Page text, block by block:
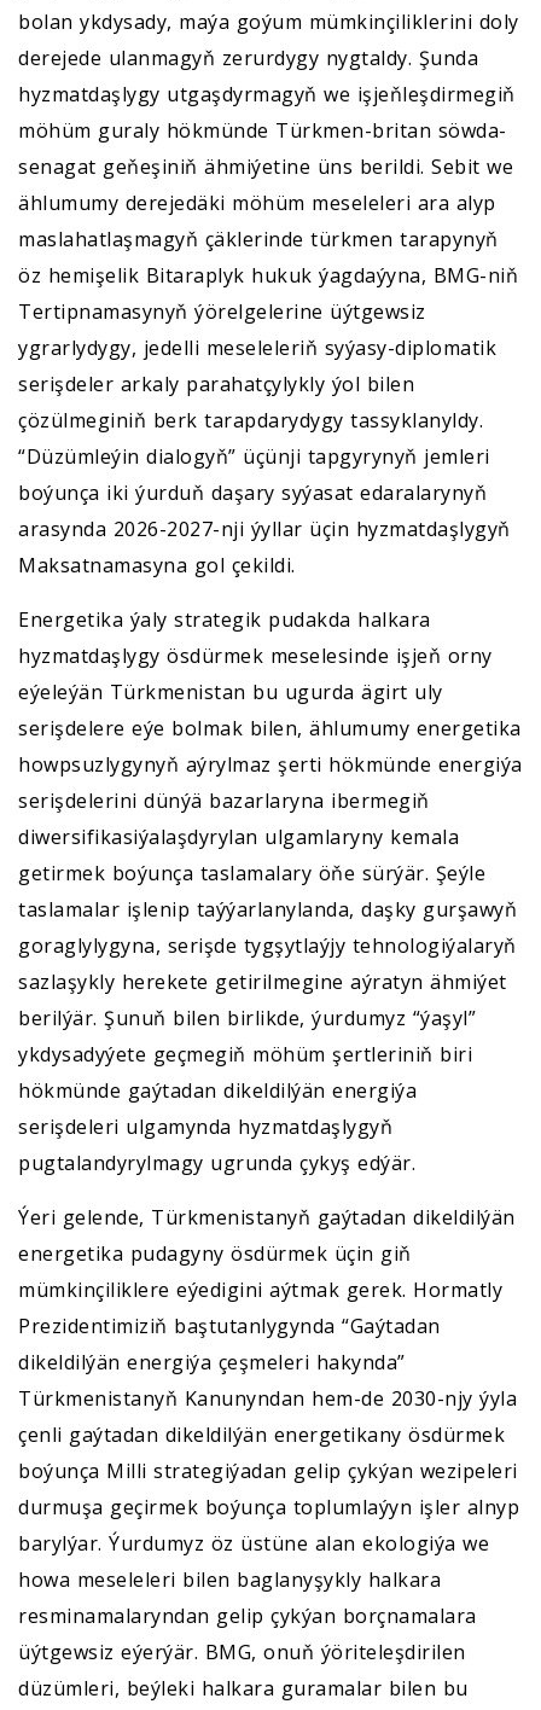
bolan ykdysady, maýa goýum mümkinçiliklerini doly
derejede ulanmagyň zerurdygy nygtaldy. Şunda
hyzmatdaşlygy utgaşdyrmagyň we işjeňleşdirmegiň
möhüm guraly hökmünde Türkmen-britan söwda-
senagat geňeşiniň ähmiýetine üns berildi. Sebit we
ählumumy derejedäki möhüm meseleleri ara alyp
maslahatlaşmagyň çäklerinde türkmen tarapynyň
öz hemişelik Bitaraplyk hukuk ýagdaýyna, BMG-niň
Tertipnamasynyň ýörelgelerine üýtgewsiz
ygrarlydygy, jedelli meseleleriň syýasy-diplomatik
serişdeler arkaly parahatçylykly ýol bilen
çözülmeginiň berk tarapdarydygy tassyklanyldy.
“Düzümleýin dialogyň” üçünji tapgyrynyň jemleri
boýunça iki ýurduň daşary syýasat edaralarynyň
arasynda 2026-2027-nji ýyllar üçin hyzmatdaşlygyň
Maksatnamasyna gol çekildi.
Energetika ýaly strategik pudakda halkara
hyzmatdaşlygy ösdürmek meselesinde işjeň orny
eýeleýän Türkmenistan bu ugurda ägirt uly
serişdelere eýe bolmak bilen, ählumumy energetika
howpsuzlygynyň aýrylmaz şerti hökmünde energiýa
serişdelerini dünýä bazarlaryna ibermegiň
diwersifikasiýalaşdyrylan ulgamlaryny kemala
getirmek boýunça taslamalary öňe sürýär. Şeýle
taslamalar işlenip taýýarlanylanda, daşky gurşawyň
goraglylygyna, serişde tygşytlaýjy tehnologiýalaryň
sazlaşykly herekete getirilmegine aýratyn ähmiýet
berilýär. Şunuň bilen birlikde, ýurdumyz “ýaşyl”
ykdysadyýete geçmegiň möhüm şertleriniň biri
hökmünde gaýtadan dikeldilýän energiýa
serişdeleri ulgamynda hyzmatdaşlygyň
pugtalandyrylmagy ugrunda çykyş edýär.
Ýeri gelende, Türkmenistanyň gaýtadan dikeldilýän
energetika pudagyny ösdürmek üçin giň
mümkinçiliklere eýedigini aýtmak gerek. Hormatly
Prezidentimiziň baştutanlygynda “Gaýtadan
dikeldilýän energiýa çeşmeleri hakynda”
Türkmenistanyň Kanunyndan hem-de 2030-njy ýyla
çenli gaýtadan dikeldilýän energetikany ösdürmek
boýunça Milli strategiýadan gelip çykýan wezipeleri
durmuşa geçirmek boýunça toplumlaýyn işler alnyp
barylýar. Ýurdumyz öz üstüne alan ekologiýa we
howa meseleleri bilen baglanyşykly halkara
resminamalaryndan gelip çykýan borçnamalara
üýtgewsiz eýerýär. BMG, onuň ýöriteleşdirilen
düzümleri, beýleki halkara guramalar bilen bu